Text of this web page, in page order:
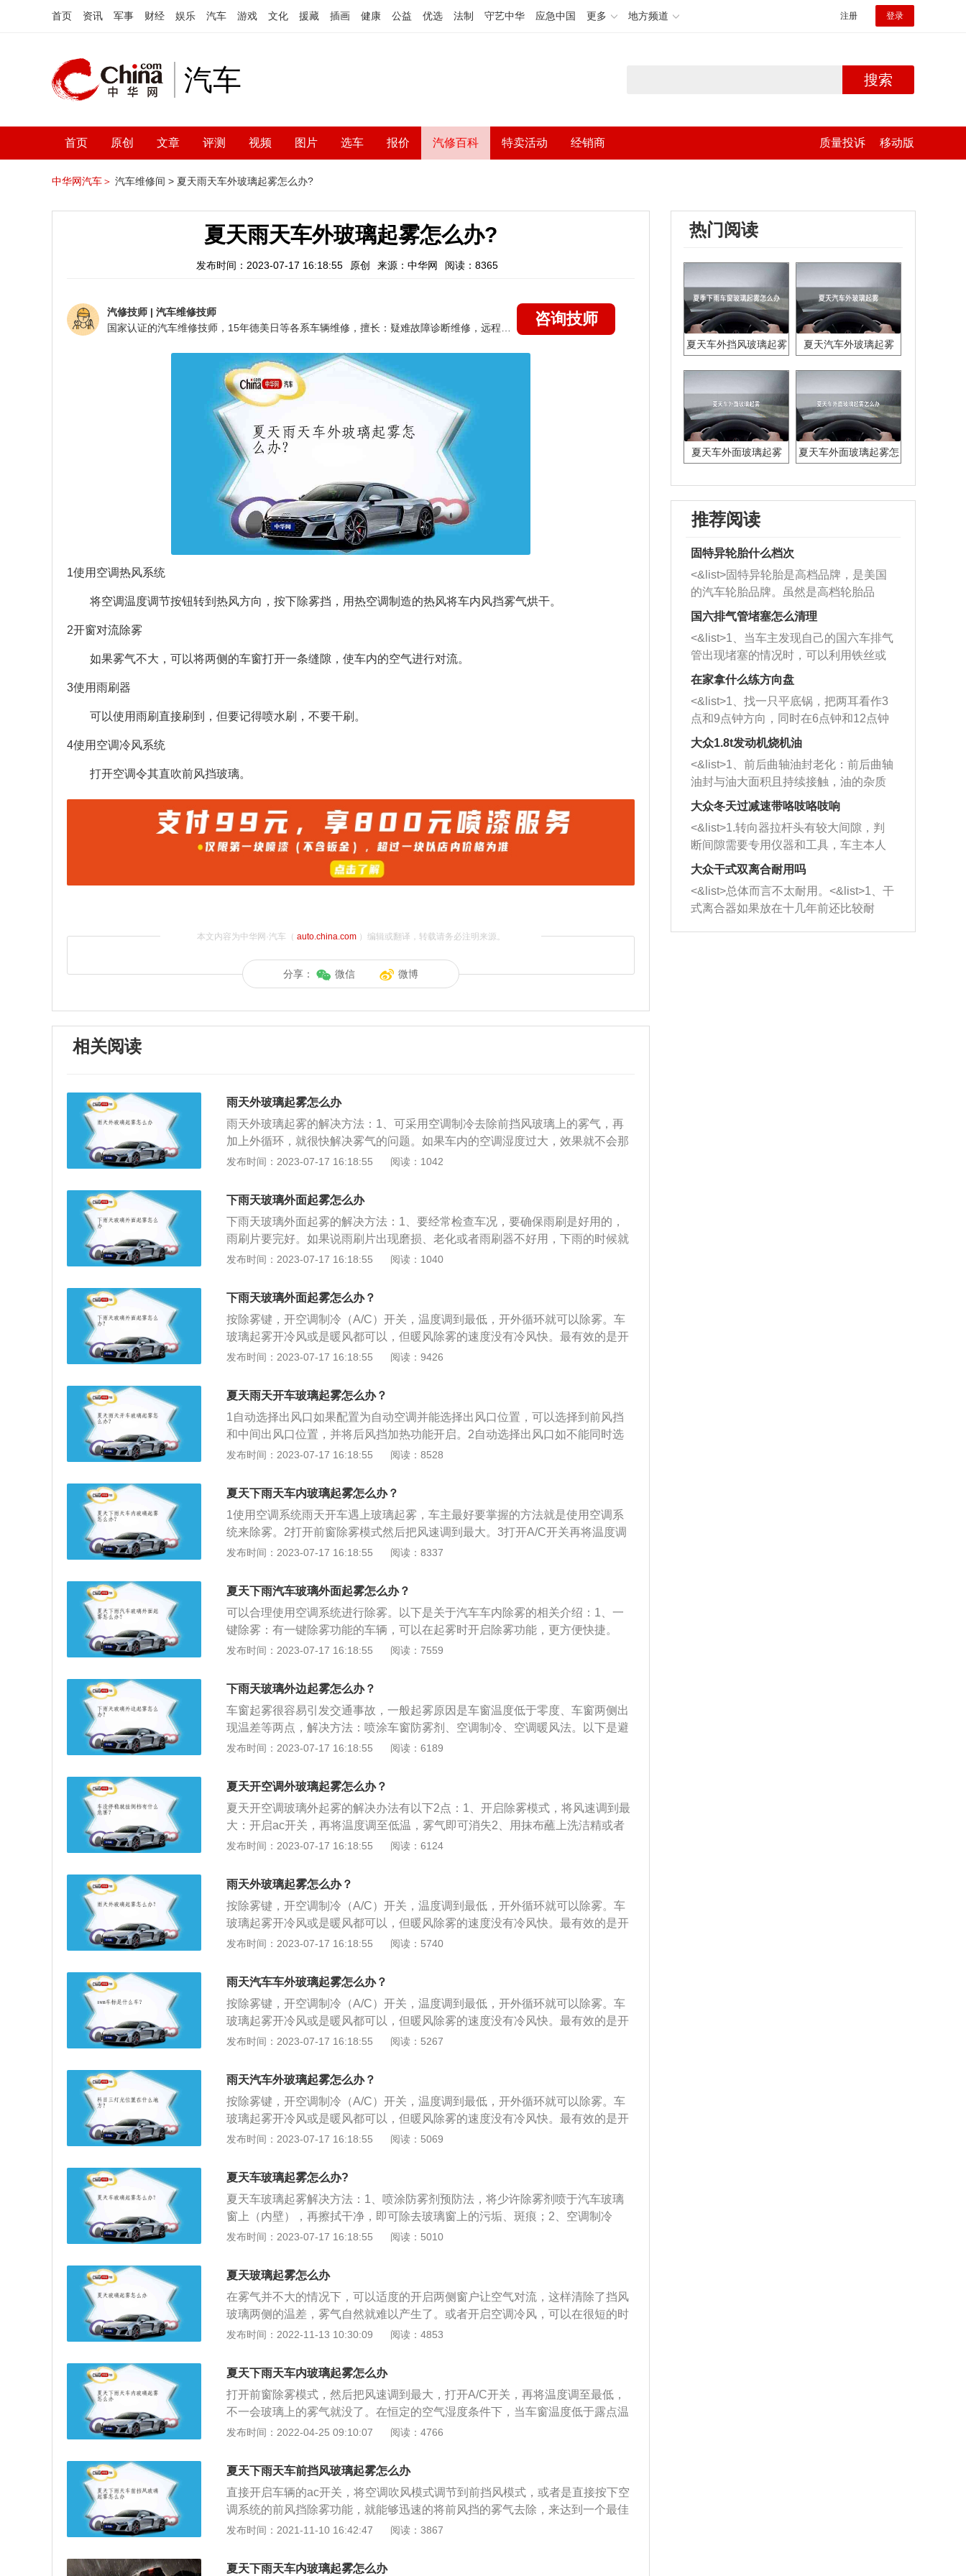
首页 资讯 军事 财经 娱乐 汽车 游戏 文化 援藏 插画 健康 公益 优选 法制 守艺中华 应急中国 更多 地方频道 注册 登录
汽车 搜索
首页 原创 文章 评测 视频 图片 选车 报价 汽修百科 特卖活动 经销商 质量投诉 移动版
中华网汽车＞ 汽车维修间 > 夏天雨天车外玻璃起雾怎么办?
夏天雨天车外玻璃起雾怎么办?
发布时间：2023-07-17 16:18:55 原创 来源：中华网 阅读：8365
汽修技师 | 汽车维修技师
咨询技师
1使用空调热风系统
将空调温度调节按钮转到热风方向，按下除雾挡，用热空调制造的热风将车内风挡雾气烘干。
2开窗对流除雾
如果雾气不大，可以将两侧的车窗打开一条缝隙，使车内的空气进行对流。
3使用雨刷器
可以使用雨刷直接刷到，但要记得喷水刷，不要干刷。
4使用空调冷风系统
打开空调令其直吹前风挡玻璃。
本文内容为中华网·汽车（ auto.china.com）编辑或翻译，转载请务必注明来源。
分享： 微信 微博
相关阅读
雨天外玻璃起雾怎么办
雨天外玻璃起雾的解决方法：1、可采用空调制冷去除前挡风玻璃上的雾气，再
加上外循环，就很快解决雾气的问题。如果车内的空调湿度过大，效果就不会那
么明显，可以打开车窗，快速降低车内的湿度；2、雾气不大的时候，可以将两
度，雾气就会散去；3、用空调的暖气来吹挡风玻璃，暖气就会把挡风玻璃前的
水分子烘干，除雾效果会更好。车窗起雾了，要是用内外循环来除雾的话，要看
天气以及温度来选择内循环还是外循环的。在夏季雨天的时候就要开启外循环和
制冷系统来除雾，这样是最快速解决车窗起雾的办法，十几秒的时间就可以去除
雾气了；4、开启前挡风玻璃除雾按钮后，下面的空调出风口那么就会吹风来除
这样子可以帮助后挡风玻璃除雾。如果在冬天就打开空调热风，并开启内循环，
这种方式比较慢，一般需要十多分钟才可以将雾烘干，达成除雾效果。汽车起雾
其实可以先进行预防，网上有专用防雾剂卖，使用前先将前挡风玻璃内侧擦拭干
还有洗洁精，肥皂水、甘油、酒精或盐水等待晾干后再用柔软的干布擦净多余纤
发布时间：2023-07-17 16:18:55 阅读：1042
下雨天玻璃外面起雾怎么办
下雨天玻璃外面起雾的解决方法：1、要经常检查车况，要确保雨刷是好用的，
雨刷片要完好。如果说雨刷片出现磨损、老化或者雨刷器不好用，下雨的时候就
刷不干净，很容易出现模糊现象，需及时更换雨刷片；2、可采用空调制冷去除
湿度过大，效果就不会那么明显，可以打开车窗，快速降低车内的湿度；3、雾
气不大的时候，可以将两边的车窗打开一点，这样车内的空气进行对流，车内的
温度慢慢接近车外的温度，雾气就会散去；4、用空调的暖气来吹挡风玻璃，暖
气就会把挡风玻璃前的水分子烘干，除雾效果会更好；5、为了预防车窗起雾的
情况，可以在网上买专用防雾剂，使用前先将前挡风玻璃内侧擦拭干净，然后喷
精，肥皂水、甘油、酒精或盐水等待晾干后再用柔软的干布擦净多余纤维，它能
保证在几天内车玻璃不会有雾气。
发布时间：2023-07-17 16:18:55 阅读：1040
下雨天玻璃外面起雾怎么办？
按除雾键，开空调制冷（A/C）开关，温度调到最低，开外循环就可以除雾。车
玻璃起雾开冷风或是暖风都可以，但暖风除雾的速度没有冷风快。最有效的是开
冷风，可以把干燥的冷气直接吹到玻璃上，使水蒸气不能在玻璃上凝聚，达到除
除雾，刚开始会加重雾气。汽车玻璃起雾时要开外循环。汽车的玻璃起雾的原
因：车内外有一定温差，如果车内外的温度不一样，温度低的一面表面水分的饱
和蒸汽压低于周围环境的蒸汽压，水汽就会聚集到玻璃表面，以微小的水珠形式
渗析出来形成雾气。车玻璃除雾的方法：空调制冷：利用空调制冷除湿功能，降
低空气湿度的方法去除雾汽。当夏天特别是多人进入车内以后，没有及时开空
冷风，利用空调除湿功能，稍许即可除去前风挡上的雾汽。但是如果湿气过大，
利用空调效果不明显时，可稍微打开一点车窗，使之快速降低驾驶室内的湿度。
当然也可以和空调相配合使用，效果会更快些。空调暖风：利用降低温度差的方
玻璃内外表面的温差，可及时防止前风挡玻璃的雾汽过重，但有一点说明，后面
是手动空调，空调打开，有利于除湿；空调温度控制不要处于最冷位置，否则长
时间除霜风挡玻璃外侧容易起雾。喷涂防雾剂等预防：将少许除雾剂喷于汽车玻
璃窗上，再擦拭干净，即可除去玻璃窗上的污垢、斑痕。在擦亮玻璃的同时，在
玻璃上形成一薄层透明的保护膜，它可以有效地防止水汽在玻璃上的凝结而形成
酒精或盐水等待晾干后再用麂皮或柔软的干布擦净多余纤维，它能在几天之内保
证车玻璃不会蒙上雾气。开窗对流：发现车内雾气不大的话，可以将两侧的车窗
打开，这样车内外空气形成对流，温差也会减小，雾气就会慢慢消失。这种方法
的原理和开空调冷风是一样的。开窗对流的弊端非常明显，雨雪天气、高速路、
雾气较大时都不可用。后挡风加热：大多数车基本上都有后风挡电加热功能，按
的雾气就会消失。
发布时间：2023-07-17 16:18:55 阅读：9426
夏天雨天开车玻璃起雾怎么办？
1自动选择出风口如果配置为自动空调并能选择出风口位置，可以选择到前风挡
和中间出风口位置，并将后风挡加热功能开启。2自动选择出风口如不能同时选
择两个方向同时出风，开启前风挡除霜功能和后风挡加热功能。3两侧起雾如两
发布时间：2023-07-17 16:18:55 阅读：8528
夏天下雨天车内玻璃起雾怎么办？
1使用空调系统雨天开车遇上玻璃起雾，车主最好要掌握的方法就是使用空调系
统来除雾。2打开前窗除雾模式然后把风速调到最大。3打开A/C开关再将温度调
至最低，不一会玻璃上的雾气就会消失。
发布时间：2023-07-17 16:18:55 阅读：8337
夏天下雨汽车玻璃外面起雾怎么办？
可以合理使用空调系统进行除雾。以下是关于汽车车内除雾的相关介绍：1、一
键除雾：有一键除雾功能的车辆，可以在起雾时开启除雾功能，更方便快捷。
2、降低车内温度：适当打开车窗或打开空调制冷，从而减少车内外温差。这样
起的身体不适。配置有天窗的车型，还可以打开天窗，利用负压换气原理，依靠
汽车行驶时气流在车顶快速流动形成车内的负压，将车内的热空气抽出同时也起
到了通风换气的作用。3、空调AC除湿：在冬季降低车内温度会特别寒冷，此时
打开空调AC并调高空调设定温度即可，通过AC的除湿功能即可快速消除雾气。
发布时间：2023-07-17 16:18:55 阅读：7559
下雨天玻璃外边起雾怎么办？
车窗起雾很容易引发交通事故，一般起雾原因是车窗温度低于零度、车窗两侧出
现温差等两点，解决方法：喷涂车窗防雾剂、空调制冷、空调暖风法。以下是避
免车窗起雾的方法：1、喷涂防雾剂等预防法。将少许除雾剂喷于汽车玻璃窗
上形成一薄层透明的保护膜，可以有效地防止水汽在玻璃上的凝结而形成的雾
层，特别适用于寒冷的冬天。可以替代防雾剂还有洗洁精，肥皂水、甘油、酒精
或盐水等待晾干后再用麂皮或柔软的干布擦净多余纤维，它能在几天之内保证车
玻璃不会蒙上雾气。2、空调制冷法。利用空调制冷除湿功能，降低空气湿度的
方法去除雾汽。当夏天特别是多人进入车内以后，没有及时开空调，人呼出的气
除湿功能，稍许即可除去前风挡上的雾汽。3、空调暖风法。利用降低温度差的
方法去除结雾。冬季利用暖风往玻璃上吹热风，快速把前玻璃温度提高，降低车
窗玻璃内外表面的温差，可及时防止前风挡玻璃的雾汽过重，后面和侧面的玻璃
发布时间：2023-07-17 16:18:55 阅读：6189
夏天开空调外玻璃起雾怎么办？
夏天开空调玻璃外起雾的解决办法有以下2点：1、开启除雾模式，将风速调到最
大：开启ac开关，再将温度调至低温，雾气即可消失2、用抹布蘸上洗洁精或者
专门防雾剂擦拭挡风玻璃内侧：用抹布蘸上洗洁精或者专门的防雾剂擦拭挡风玻
温，既能加热空气，也能冷却空气：既能加热空气，也能冷却空气，以便把车厢
内温度控制到舒适水平；2、空调器能够排出湿气：干燥空气吸收人体汗液，以
营造更舒适环境；3、空调器具有通风功能：空调器可吸入新风，具有通风功
能；4、空调器可过滤空气：排除空气中灰尘和花粉。
发布时间：2023-07-17 16:18:55 阅读：6124
雨天外玻璃起雾怎么办？
按除雾键，开空调制冷（A/C）开关，温度调到最低，开外循环就可以除雾。车
玻璃起雾开冷风或是暖风都可以，但暖风除雾的速度没有冷风快。最有效的是开
冷风，可以把干燥的冷气直接吹到玻璃上，使水蒸气不能在玻璃上凝聚，达到除
除雾，刚开始会加重雾气。汽车玻璃起雾时要开外循环。汽车的玻璃起雾的原
因：车内外有一定温差，如果车内外的温度不一样，温度低的一面表面水分的饱
和蒸汽压低于周围环境的蒸汽压，水汽就会聚集到玻璃表面，以微小的水珠形式
渗析出来形成雾气。车玻璃除雾的方法：空调制冷：利用空调制冷除湿功能，降
低空气湿度的方法去除雾汽。当夏天特别是多人进入车内以后，没有及时开空
冷风，利用空调除湿功能，稍许即可除去前风挡上的雾汽。但是如果湿气过大，
利用空调效果不明显时，可稍微打开一点车窗，使之快速降低驾驶室内的湿度。
当然也可以和空调相配合使用，效果会更快些。空调暖风：利用降低温度差的方
玻璃内外表面的温差，可及时防止前风挡玻璃的雾汽过重，但有一点说明，后面
是手动空调，空调打开，有利于除湿；空调温度控制不要处于最冷位置，否则长
时间除霜风挡玻璃外侧容易起雾。喷涂防雾剂等预防：将少许除雾剂喷于汽车玻
璃窗上，再擦拭干净，即可除去玻璃窗上的污垢、斑痕。在擦亮玻璃的同时，在
玻璃上形成一薄层透明的保护膜，它可以有效地防止水汽在玻璃上的凝结而形成
酒精或盐水等待晾干后再用麂皮或柔软的干布擦净多余纤维，它能在几天之内保
证车玻璃不会蒙上雾气。开窗对流：发现车内雾气不大的话，可以将两侧的车窗
打开，这样车内外空气形成对流，温差也会减小，雾气就会慢慢消失。这种方法
的原理和开空调冷风是一样的。开窗对流的弊端非常明显，雨雪天气、高速路、
雾气较大时都不可用。后挡风加热：大多数车基本上都有后风挡电加热功能，按
的雾气就会消失。
发布时间：2023-07-17 16:18:55 阅读：5740
雨天汽车车外玻璃起雾怎么办？
按除雾键，开空调制冷（A/C）开关，温度调到最低，开外循环就可以除雾。车
玻璃起雾开冷风或是暖风都可以，但暖风除雾的速度没有冷风快。最有效的是开
冷风，可以把干燥的冷气直接吹到玻璃上，使水蒸气不能在玻璃上凝聚，达到除
除雾，刚开始会加重雾气。汽车玻璃起雾时要开外循环。汽车的玻璃起雾的原
因：车内外有一定温差，如果车内外的温度不一样，温度低的一面表面水分的饱
和蒸汽压低于周围环境的蒸气压，水汽就会聚集到玻璃表面，以微小的水珠形式
渗析出来形成雾气。车玻璃除雾的方法：空调制冷：利用空调制冷除湿功能，降
低空气湿度的方法去除雾汽。当夏天特别是多人进入车内以后，没有及时开空
冷风，利用空调除湿功能，稍许即可除去前风挡上的雾汽。但是如果湿气过大，
利用空调效果不明显时，可稍微打开一点车窗，使之快速降低驾驶室内的湿度。
当然也可以和空调相配合使用，效果会更快些。空调暖风：利用降低温度差的方
玻璃内外表面的温差，可及时防止前风挡玻璃的雾汽过重，但有一点说明，后面
是手动空调，空调打开，有利于除湿；空调温度控制不要处于最冷位置，否则长
时间除霜风挡玻璃外侧容易起雾。喷涂防雾剂等预防：将少许除雾剂喷于汽车玻
璃窗上，再擦拭干净，即可除去玻璃窗上的污垢、斑痕。在擦亮玻璃的同时，在
玻璃上形成一薄层透明的保护膜，它可以有效地防止水汽在玻璃上的凝结而形成
酒精或盐水等待晾干后再用麂皮或柔软的干布擦净多余纤维，它能在几天之内保
证车玻璃不会蒙上雾气。开窗对流：发现车内雾气不大的话，可以将两侧的车窗
打开，这样车内外空气形成对流，温差也会减小，雾气就会慢慢消失。这种方法
的原理和开空调冷风是一样的。开窗对流的弊端非常明显，雨雪天气、高速路、
雾气较大时都不可用。
发布时间：2023-07-17 16:18:55 阅读：5267
雨天汽车外玻璃起雾怎么办？
按除雾键，开空调制冷（A/C）开关，温度调到最低，开外循环就可以除雾。车
玻璃起雾开冷风或是暖风都可以，但暖风除雾的速度没有冷风快。最有效的是开
冷风，可以把干燥的冷气直接吹到玻璃上，使水蒸气不能在玻璃上凝聚，达到除
除雾，刚开始会加重雾气。汽车玻璃起雾时要开外循环。汽车的玻璃起雾的原
因：车内外有一定温差，如果车内外的温度不一样，温度低的一面表面水分的饱
和蒸汽压低于周围环境的蒸汽压，水汽就会聚集到玻璃表面，以微小的水珠形式
渗析出来形成雾气。车玻璃除雾的方法：空调制冷：利用空调制冷除湿功能，降
低空气湿度的方法去除雾汽。当夏天特别是多人进入车内以后，没有及时开空
冷风，利用空调除湿功能，稍许即可除去前风挡上的雾汽。但是如果湿气过大，
利用空调效果不明显时，可稍微打开一点车窗，使之快速降低驾驶室内的湿度。
当然也可以和空调相配合使用，效果会更快些。空调暖风：利用降低温度差的方
玻璃内外表面的温差，可及时防止前风挡玻璃的雾汽过重，但有一点说明，后面
是手动空调，空调打开，有利于除湿；空调温度控制不要处于最冷位置，否则长
时间除霜风挡玻璃外侧容易起雾。喷涂防雾剂等预防：将少许除雾剂喷于汽车玻
璃窗上，再擦拭干净，即可除去玻璃窗上的污垢、斑痕。在擦亮玻璃的同时，在
玻璃上形成一薄层透明的保护膜，它可以有效地防止水汽在玻璃上的凝结而形成
酒精或盐水等待晾干后再用麂皮或柔软的干布擦净多余纤维，它能在几天之内保
证车玻璃不会蒙上雾气。开窗对流：发现车内雾气不大的话，可以将两侧的车窗
打开，这样车内外空气形成对流，温差也会减小，雾气就会慢慢消失。这种方法
的原理和开空调冷风是一样的。开窗对流的弊端非常明显，雨雪天气、高速路、
雾气较大时都不可用。后挡风加热：大多数车基本上都有后风挡电加热功能，按
的雾气就会消失。
发布时间：2023-07-17 16:18:55 阅读：5069
夏天车玻璃起雾怎么办?
夏天车玻璃起雾解决方法：1、喷涂防雾剂预防法，将少许除雾剂喷于汽车玻璃
窗上（内壁），再擦拭干净，即可除去玻璃窗上的污垢、斑痕；2、空调制冷
法，利用空调制冷除湿功能，降低空气湿度的方法去除雾汽；3、空调暖风法，
的温度较低，车外的温度较高，车外的热空气碰到冷的玻璃，车外空气里面的水
蒸气遇到冷的玻璃就会凝结成小水珠。
发布时间：2023-07-17 16:18:55 阅读：5010
夏天玻璃起雾怎么办
在雾气并不大的情况下，可以适度的开启两侧窗户让空气对流，这样清除了挡风
玻璃两侧的温差，雾气自然就难以产生了。或者开启空调冷风，可以在很短的时
间内清除雾气。不过有车主朋友问，倘若雾气是在挡风玻璃外面该怎么办？首先
以采取冬季制暖除雾的方式，把空调温度调至制暖，自动空调调高温度，旋转风
向开关，调至吹玻璃，一会雾气便会消退，效果十分显著。缺点当然是太热，夏
季本来就热，还要打开暖风，当然待雾气消退后，就可以马上关闭暖风了。既然
前挡风玻璃起雾这么麻烦，有没有办法可以预防呢？我们可以准备1支除雾剂，
价钱也不贵，外出前只需要将其匀称喷在车窗玻璃表层，随后用干毛巾擦拭干净
变水分子表面张力，使雾珠凝聚成大水珠，进而不遮掩视野。汽车其它玻璃也适
用，尤其是外后视镜上。1.使用专用的防雾产品，可以从汽车用品店或者网上买
专门的防雾产品，喷一次可防雾10天至15天。2.开启空调制冷，冷气便会吹向挡
同样可以起作用：将空调温度调节按钮转到热风方向，随后选择除雾挡，用热风
发布时间：2022-11-13 10:30:09 阅读：4853
夏天下雨天车内玻璃起雾怎么办
打开前窗除雾模式，然后把风速调到最大，打开A/C开关，再将温度调至最低，
不一会玻璃上的雾气就没了。在恒定的空气湿度条件下，当车窗温度低于露点温
度时，车窗表面会形成冷凝水，这也是我们经常看到的前挡风玻璃的起雾现象。
尤其是当许多人进入汽车时，空调无法及时打开，呼出的气体的湿度相对较大，
并且前挡风玻璃很快会被雾化，此时您可以打开空调以将冷风吹到前挡风玻璃
上，并使用空调除湿功能将前挡风玻璃上的雾气和水蒸气稍微除去。
发布时间：2022-04-25 09:10:07 阅读：4766
夏天下雨天车前挡风玻璃起雾怎么办
直接开启车辆的ac开关，将空调吹风模式调节到前挡风模式，或者是直接按下空
调系统的前风挡除雾功能，就能够迅速的将前风挡的雾气去除，来达到一个最佳
的行驶车辆效果，保证车辆行驶安全性。机动车辆在正常使用的过程中，车辆的
挡风玻璃上的雾气，在车辆挡风玻璃的雾气没有去除之前，不可以驾驶车辆上路
发布时间：2021-11-10 16:42:47 阅读：3867
夏天下雨天车内玻璃起雾怎么办
热门阅读
夏天车外挡风玻璃起雾
夏天汽车外玻璃起雾
夏天车外面玻璃起雾
夏天车外面玻璃起雾怎
推荐阅读
固特异轮胎什么档次
<&list>固特异轮胎是高档品牌，是美国
的汽车轮胎品牌。虽然是高档轮胎品
牌，但是中高低端的轮胎都有生产，这
也是为了更好的开拓市场。
国六排气管堵塞怎么清理
<&list>1、当车主发现自己的国六车排气
管出现堵塞的情况时，可以利用铁丝或
者是细棍，直接将杂物给取出来，如果
堵塞情况比较严重，也可以采取应急措
施。 <&list>2、直接利用木棍将所有的
杂物推到排气管里面的位置处，然后将
三元催化器拆解开，就可以将堵塞的东
西取出来。但如果是因为积碳过多引起
的堵塞，就需要将三元催化器泡在草酸
洗剂对堵塞的情况得到解决，将清洗剂
放在燃油箱中，与燃油混合后，车辆启
动时，就可以和汽油一起进入到燃烧
室，最后形成废气排出，就可以让三元
催化器得到清洗，排气管堵塞的情况就
能够得到解决。
在家拿什么练方向盘
<&list>1、找一只平底锅，把两耳看作3
点和9点钟方向，同时在6点钟和12点钟
方向做一个标记。 <&list>2、双手握住
一圈半的练习，往右同样也要打相同的
圈数。 <&list>3、最后强调要反复练
习，这样就可以形成肌肉记忆，在真实
驾驶车辆时，不需要记忆也能打好方
向。
大众1.8t发动机烧机油
<&list>1、前后曲轴油封老化：前后曲轴
油封与油大面积且持续接触，油的杂质
和发动机内持续温度变化使其密封效果
逐渐减弱，导致渗油或漏油。<&list>2、
活塞间隙过大：积碳会使活塞环与缸体
的间隙扩大，导致机油流入燃烧室中，
造成烧机油。<&list>3、机油粘度。使用
机油粘度过小的话，同样会有烧机油现
象，机油粘度过小具有很好的流动性，
大众冬天过减速带咯吱咯吱响
<&list>1.转向器拉杆头有较大间隙，判
断间隙需要专用仪器和工具，车主本人
无法制作，需要将车辆送到修理厂或4s
店；<&list>2.车辆半轴套管防尘罩破
裂，破裂后会出现漏油现象，使半轴磨
损严重，磨损的半轴容易损坏，产生异
响；<&list>3.稳定器的转向胶套和球头
大众干式双离合耐用吗
<&list>总体而言不太耐用。<&list>1、干
式离合器如果放在十几年前还比较耐